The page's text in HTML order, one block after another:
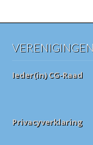
VERENIGINGEN
Ieder(in) CG-Raad
Privacyverklaring